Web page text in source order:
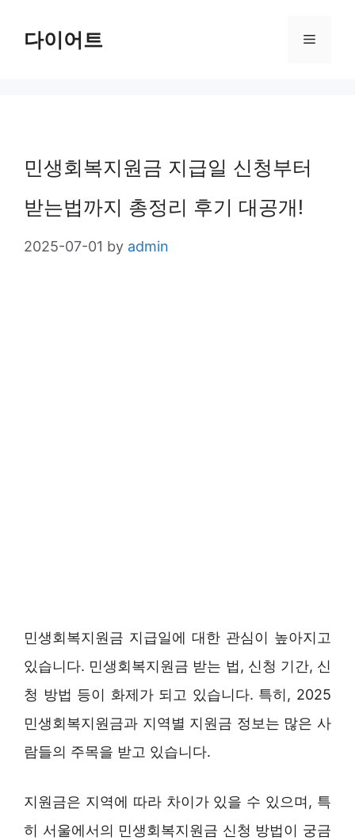
다이어트 Menu
민생회복지원금 지급일 신청부터
받는법까지 총정리 후기 대공개!
2025-07-01 by admin
민생회복지원금 지급일에 대한 관심이 높아지고
있습니다. 민생회복지원금 받는 법, 신청 기간, 신
청 방법 등이 화제가 되고 있습니다. 특히, 2025
민생회복지원금과 지역별 지원금 정보는 많은 사
람들의 주목을 받고 있습니다.
지원금은 지역에 따라 차이가 있을 수 있으며, 특
히 서울에서의 민생회복지원금 신청 방법이 궁금